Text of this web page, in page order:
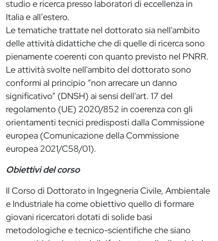
studio e ricerca presso laboratori di eccellenza in
Italia e all’estero.
Le tematiche trattate nel dottorato sia nell'ambito
delle attività didattiche che di quelle di ricerca sono
pienamente coerenti con quanto previsto nel PNRR.
Le attività svolte nell'ambito del dottorato sono
conformi al principio “non arrecare un danno
significativo” (DNSH) ai sensi dell'art. 17 del
regolamento (UE) 2020/852 in coerenza con gli
orientamenti tecnici predisposti dalla Commissione
europea (Comunicazione della Commissione
europea 2021/C58/01).
Obiettivi del corso
Il Corso di Dottorato in Ingegneria Civile, Ambientale
e Industriale ha come obiettivo quello di formare
giovani ricercatori dotati di solide basi
metodologiche e tecnico-scientifiche che siano